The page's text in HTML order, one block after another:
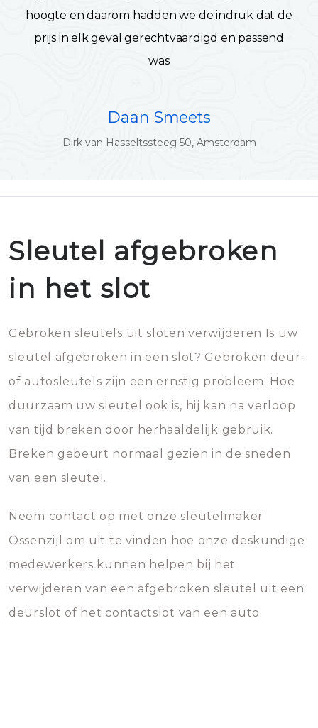
hoogte en daarom hadden we de indruk dat de
prijs in elk geval gerechtvaardigd en passend
was
Daan Smeets
Dirk van Hasseltssteeg 50, Amsterdam
Sleutel afgebroken
in het slot
Gebroken sleutels uit sloten verwijderen Is uw
sleutel afgebroken in een slot? Gebroken deur-
of autosleutels zijn een ernstig probleem. Hoe
duurzaam uw sleutel ook is, hij kan na verloop
van tijd breken door herhaaldelijk gebruik.
Breken gebeurt normaal gezien in de sneden
van een sleutel.
Neem contact op met onze sleutelmaker
Ossenzijl om uit te vinden hoe onze deskundige
medewerkers kunnen helpen bij het
verwijderen van een afgebroken sleutel uit een
deurslot of het contactslot van een auto.